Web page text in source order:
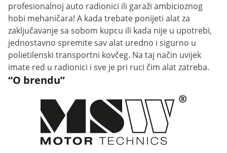
profesionalnoj auto radionici ili garaži ambicioznog
hobi mehaničara! A kada trebate ponijeti alat za
zaključavanje sa sobom kupcu ili kada nije u upotrebi,
jednostavno spremite sav alat uredno i sigurno u
polietilenski transportni kovčeg. Na taj način uvijek
imate red u radionici i sve je pri ruci čim alat zatreba.
“O brendu”